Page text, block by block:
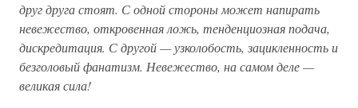
друг друга стоят. С одной стороны может напирать
невежество, откровенная ложь, тенденциозная подача,
дискредитация. С другой — узколобость, зацикленность и
безголовый фанатизм. Невежество, на самом деле —
великая сила!